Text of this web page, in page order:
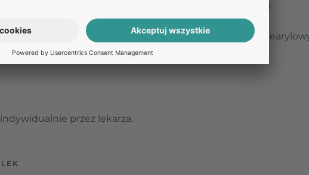
metylu (E 218), glikol propylenowy (E 1520), glikol
sodu (40%), woda oczyszczona,
glicerol, lexemul T, kwas stearynowy, alkohol
metylu, woda oczyszczona.
przez lekarza.